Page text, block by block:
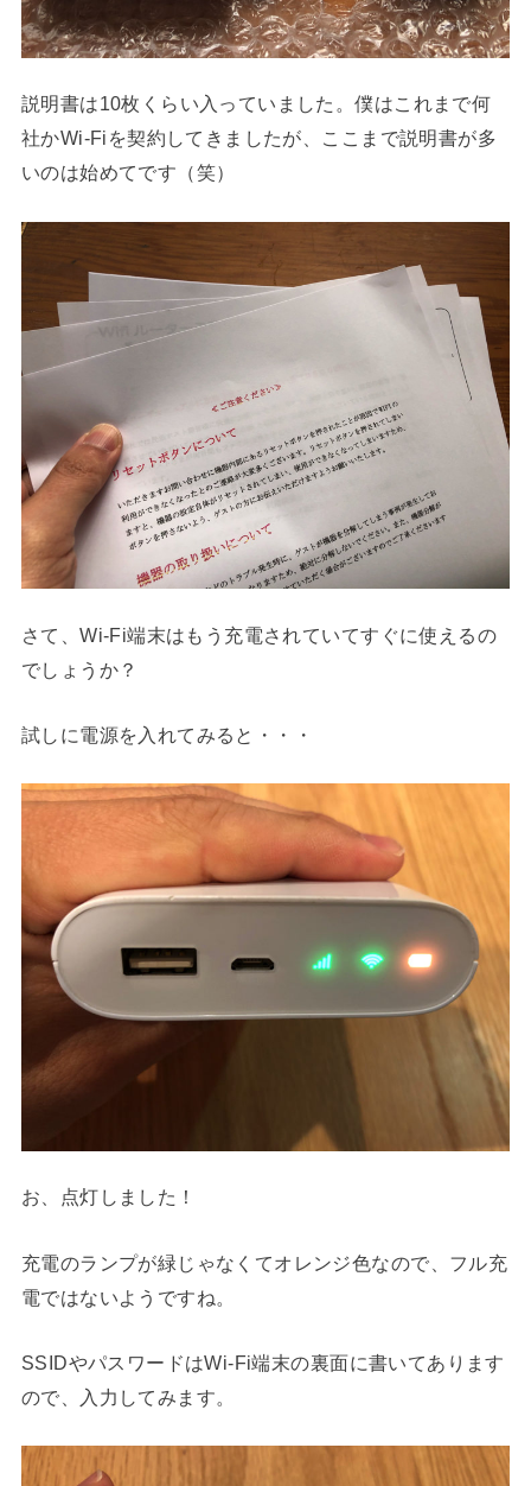
説明書は10枚くらい入っていました。僕はこれまで何
社かWi-Fiを契約してきましたが、ここまで説明書が多
いのは始めてです（笑）
さて、Wi-Fi端末はもう充電されていてすぐに使えるの
でしょうか？
試しに電源を入れてみると・・・
お、点灯しました！
充電のランプが緑じゃなくてオレンジ色なので、フル充
電ではないようですね。
SSIDやパスワードはWi-Fi端末の裏面に書いてあります
ので、入力してみます。